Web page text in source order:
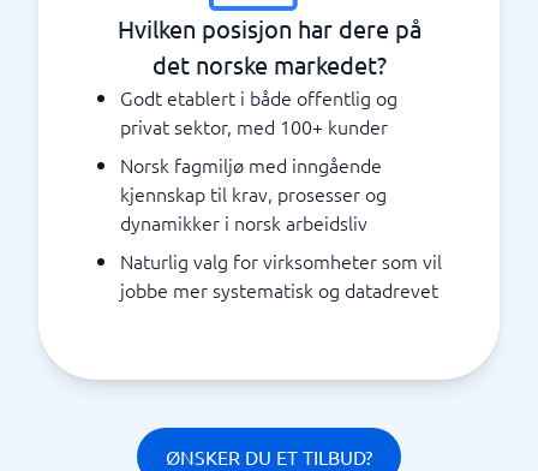
Hvilken posisjon har dere på
det norske markedet?
Godt etablert i både offentlig og
privat sektor, med 100+ kunder
Norsk fagmiljø med inngående
kjennskap til krav, prosesser og
dynamikker i norsk arbeidsliv
Naturlig valg for virksomheter som vil
jobbe mer systematisk og datadrevet
ØNSKER DU ET TILBUD?